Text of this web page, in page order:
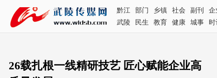
黔江 部门 乡镇 社会 副刊
企
武陵
民生 教育 健康 城事 时
26载扎根一线精研技艺 匠心赋能企业高